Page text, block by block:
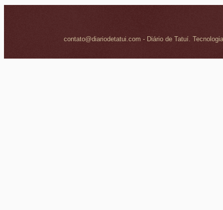
contato@diariodetatui.com - Diário de Tatuí.